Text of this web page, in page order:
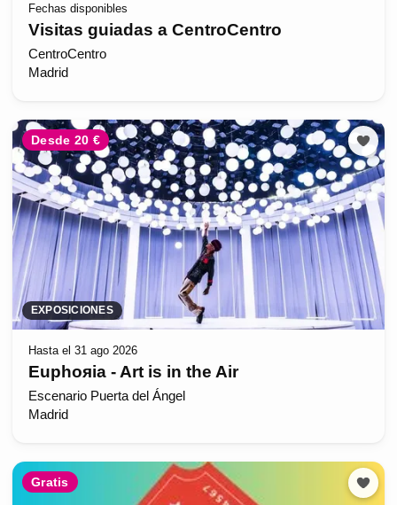
Fechas disponibles
Visitas guiadas a CentroCentro
CentroCentro
Madrid
Desde 20 €
EXPOSICIONES
Hasta el 31 ago 2026
Euphoяia - Art is in the Air
Escenario Puerta del Ángel
Madrid
Gratis